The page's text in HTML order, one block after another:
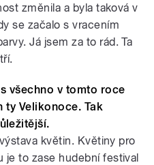
změnila a byla taková v
se začalo s vracením
Já jsem za to rád. Ta
všechno v tomto roce
ty Velikonoce. Tak
květin. Květiny pro
je to zase hudební festival